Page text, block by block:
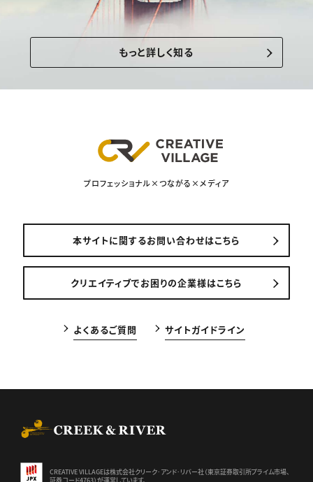
もっと詳しく知る
プロフェッショナル×つながる×メディア
本サイトに関するお問い合わせはこちら
クリエイティブでお困りの企業様はこちら
よくあるご質問 サイトガイドライン
CREATIVE VILLAGEは株式会社クリーク･アンド･リバー社（東京証券取引所プライム市場、